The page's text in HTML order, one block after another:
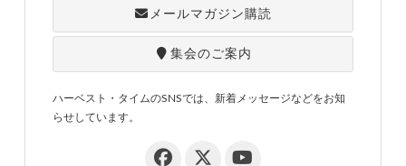
メールマガジン購読
集会のご案内
ハーベスト・タイムのSNSでは、新着メッセージなどをお知
らせしています。